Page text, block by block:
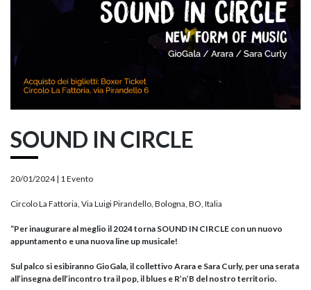
SOUND IN CIRCLE
20/01/2024 | 1 Evento
Circolo La Fattoria, Via Luigi Pirandello, Bologna, BO, Italia
“Per inaugurare al meglio il 2024 torna SOUND IN CIRCLE con un nuovo
appuntamento e una nuova line up musicale!
Sul palco si esibiranno GioGala, il collettivo Arara e Sara Curly, per una serata
all’insegna dell’incontro tra il pop, il blues e R’n’B del nostro territorio.